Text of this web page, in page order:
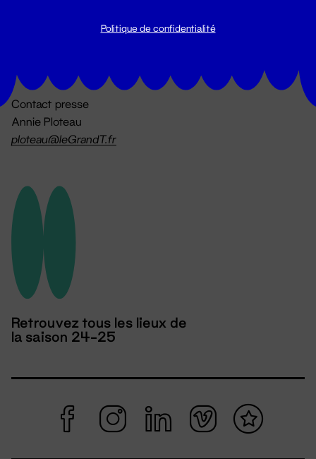
Contact presse
Annie Ploteau
ploteau@leGrandT.fr
Retrouvez tous les lieux de
la saison 24-25
Politique de confidentialité